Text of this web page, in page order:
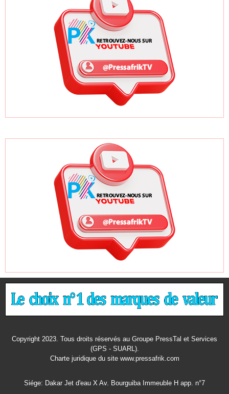
Copyright 2023. Tous droits réservés au Groupe PressTal et Services
(GPS - SUARL).
Charte juridiquedu site www.pressafrik.com
Siége: Dakar Jet d'eau X Av. Bourguiba Immeuble H app. n°7